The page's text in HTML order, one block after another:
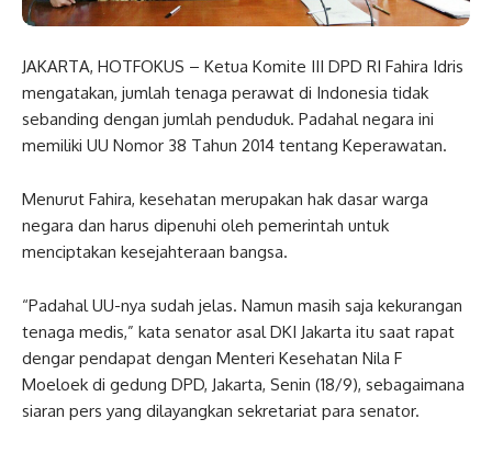
JAKARTA, HOTFOKUS – Ketua Komite III DPD RI Fahira Idris
mengatakan, jumlah tenaga perawat di Indonesia tidak
sebanding dengan jumlah penduduk. Padahal negara ini
memiliki UU Nomor 38 Tahun 2014 tentang Keperawatan.
Menurut Fahira, kesehatan merupakan hak dasar warga
negara dan harus dipenuhi oleh pemerintah untuk
menciptakan kesejahteraan bangsa.
“Padahal UU-nya sudah jelas. Namun masih saja kekurangan
tenaga medis,” kata senator asal DKI Jakarta itu saat rapat
dengar pendapat dengan Menteri Kesehatan Nila F
Moeloek di gedung DPD, Jakarta, Senin (18/9), sebagaimana
siaran pers yang dilayangkan sekretariat para senator.